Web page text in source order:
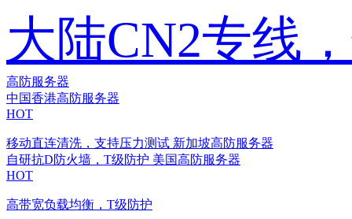
大陆CN2专线
高防服务器
中国香港高防服务器
HOT
移动直连清洗，支持压力测试 新加坡高防服务器
自研抗D防火墙，T级防护 美国高防服务器
HOT
高带宽负载均衡，T级防护